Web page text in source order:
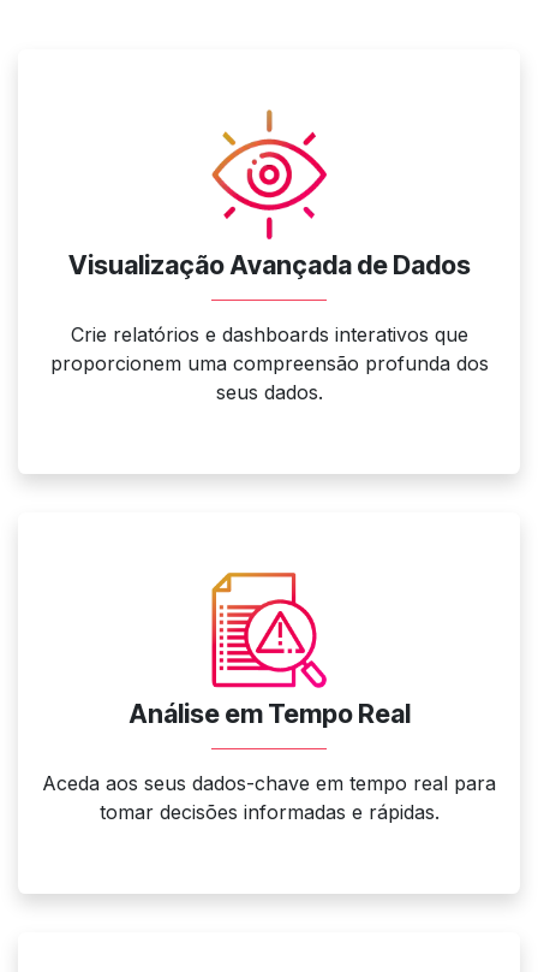
Visualização Avançada de Dados
Crie relatórios e dashboards interativos que
proporcionem uma compreensão profunda dos
seus dados.
Análise em Tempo Real
Aceda aos seus dados-chave em tempo real para
tomar decisões informadas e rápidas.